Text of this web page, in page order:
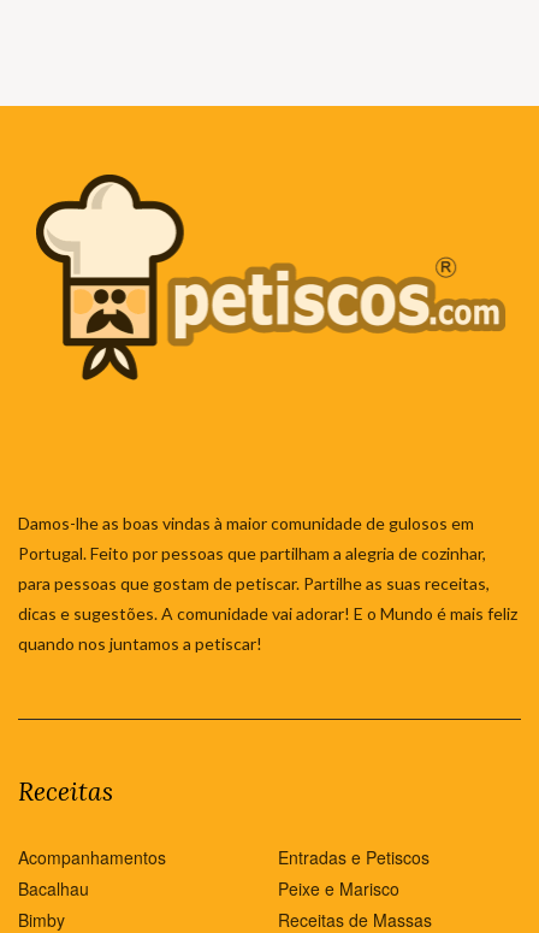
Damos-lhe as boas vindas à maior comunidade de gulosos em
Portugal. Feito por pessoas que partilham a alegria de cozinhar,
para pessoas que gostam de petiscar. Partilhe as suas receitas,
dicas e sugestões. A comunidade vai adorar! E o Mundo é mais feliz
quando nos juntamos a petiscar!
Receitas
Acompanhamentos
Bacalhau
Bimby
Entradas e Petiscos
Peixe e Marisco
Receitas de Massas